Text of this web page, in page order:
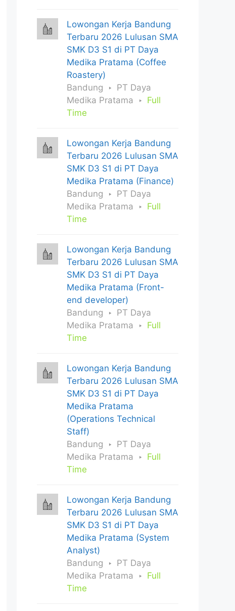
Lowongan Kerja Bandung
Terbaru 2026 Lulusan SMA
SMK D3 S1 di PT Daya
Medika Pratama (Coffee
Roastery)
Bandung
PT Daya
Medika Pratama
Full
Time
Lowongan Kerja Bandung
Terbaru 2026 Lulusan SMA
SMK D3 S1 di PT Daya
Medika Pratama (Finance)
Bandung
PT Daya
Medika Pratama
Full
Time
Lowongan Kerja Bandung
Terbaru 2026 Lulusan SMA
SMK D3 S1 di PT Daya
Medika Pratama (Front-
end developer)
Bandung
PT Daya
Medika Pratama
Full
Time
Lowongan Kerja Bandung
Terbaru 2026 Lulusan SMA
SMK D3 S1 di PT Daya
Medika Pratama
(Operations Technical
Staff)
Bandung
PT Daya
Medika Pratama
Full
Time
Lowongan Kerja Bandung
Terbaru 2026 Lulusan SMA
SMK D3 S1 di PT Daya
Medika Pratama (System
Analyst)
Bandung
PT Daya
Medika Pratama
Full
Time